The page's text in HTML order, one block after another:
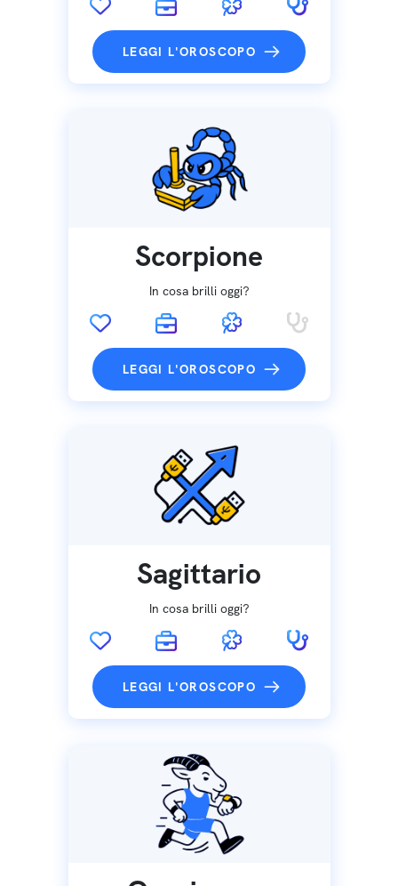
LEGGI L'OROSCOPO
Scorpione
In cosa brilli oggi?
LEGGI L'OROSCOPO
Sagittario
In cosa brilli oggi?
LEGGI L'OROSCOPO